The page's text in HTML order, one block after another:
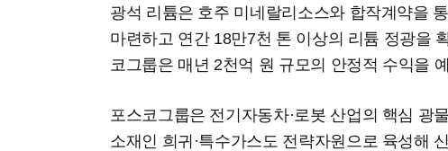
광석 리튬은 호주 미네랄리소스와 합작계약을
마련하고 연간 18만7천 톤 이상의 리튬 정광을
코그룹은 매년 2천억 원 규모의 안정적 수익을
포스코그룹은 전기자동차·로봇 산업의 핵심 광
소재인 희귀·특수가스도 전략자원으로 육성해